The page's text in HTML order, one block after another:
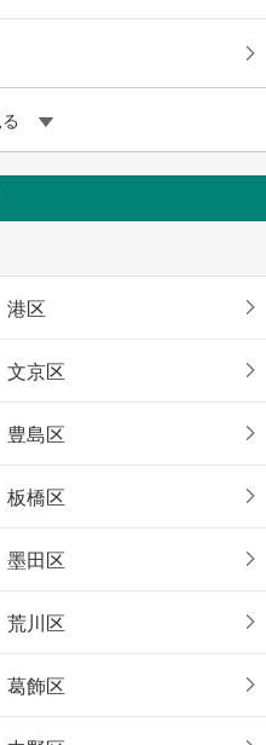
港区
文京区
豊島区
板橋区
墨田区
荒川区
葛飾区